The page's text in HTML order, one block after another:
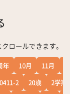
ロールできます。
年 10月 11月
2 20歳
2学期